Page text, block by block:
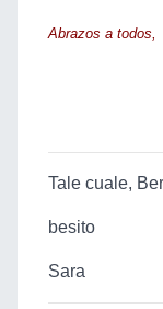
Abrazos a todos,
Tale cuale,
besito
Sara